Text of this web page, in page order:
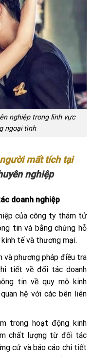
nghiệp trong lĩnh vực
ngoại tình
mất tích tại
nghiệp
doanh nghiệp
của công ty thám tử
tin và bằng chứng hỗ
tế và thương mại.
và phương pháp điều tra
tiết về đối tác doanh
tin về quy mô kinh
hệ với các bên liên
trong hoạt động kinh
chất lượng từ đối tác
cứ và báo cáo chi tiết